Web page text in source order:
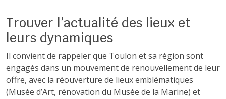
Trouver l’actualité des lieux et
leurs dynamiques
Il convient de rappeler que Toulon et sa région sont
engagés dans un mouvement de renouvellement de leur
offre, avec la réouverture de lieux emblématiques
(Musée d’Art, rénovation du Musée de la Marine) et